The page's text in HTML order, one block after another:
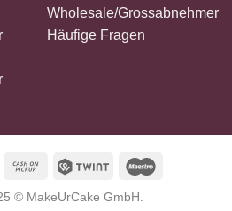
Wholesale/Grossabnehmer
Häufige Fragen
Visa
Cash
Pickup
Twint
© MakeUrCake GmbH